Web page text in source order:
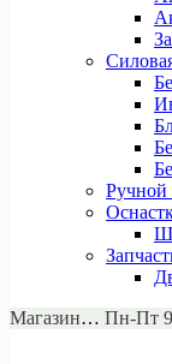
Ручной
Магазины: Калуга
Пн-Пт